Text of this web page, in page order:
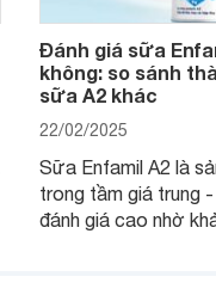
Đánh giá sữa
không: so sánh
sữa A2 khác
22/02/2025
Sữa Enfamil A2 là
trong tầm giá trung
đánh giá cao nhờ